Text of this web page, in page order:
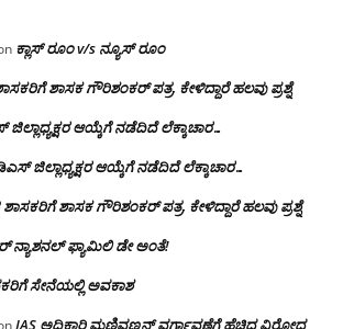
ಕ್ಲಾಸ್ ರೂಂ v/s ನ್ಯೂಸ್ ರೂಂ
ಶಾಸಕ ಗೌರಿಶಂಕರ್ ಪತ್ರ, ಕೇಳಿದ್ದಾರೆ ಹಲವು ಪ್ರಶ್ನೆ
ಆಯ್ಕೆಗೆ ನಡೆದಿದೆ ಲೆಕ್ಕಾಚಾರ…
ಜಿಲ್ಲಾಧ್ಯಕ್ಷರ ಆಯ್ಕೆಗೆ ನಡೆದಿದೆ ಲೆಕ್ಕಾಚಾರ…
ಶಾಸಕ ಗೌರಿಶಂಕರ್ ಪತ್ರ, ಕೇಳಿದ್ದಾರೆ ಹಲವು ಪ್ರಶ್ನೆ
ನ್ಯಾಶನಲ್ ಫ್ಯಾಮಿಲಿ ಡೇ ಅಂತೆ!
ಸೇನೆಯಲ್ಲಿ ಅವಕಾಶ
IAS ಅಧಿಕಾರಿ ಮಣಿವಣ್ಣನ್ ವರ್ಗಾವಣೆಗೆ ಹೆಚ್ಚಿದ‌ ವಿರೋಧ